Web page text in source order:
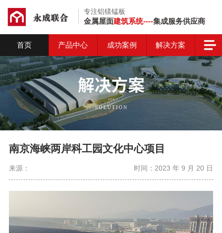
专注铝镁锰板
金属屋面建筑系统----集成服务供应商
首页 产品中心 成功案例 解决方案
南京海峡两岸科工园文化中心项目
来源： 时间：2023 年 9 月 20 日